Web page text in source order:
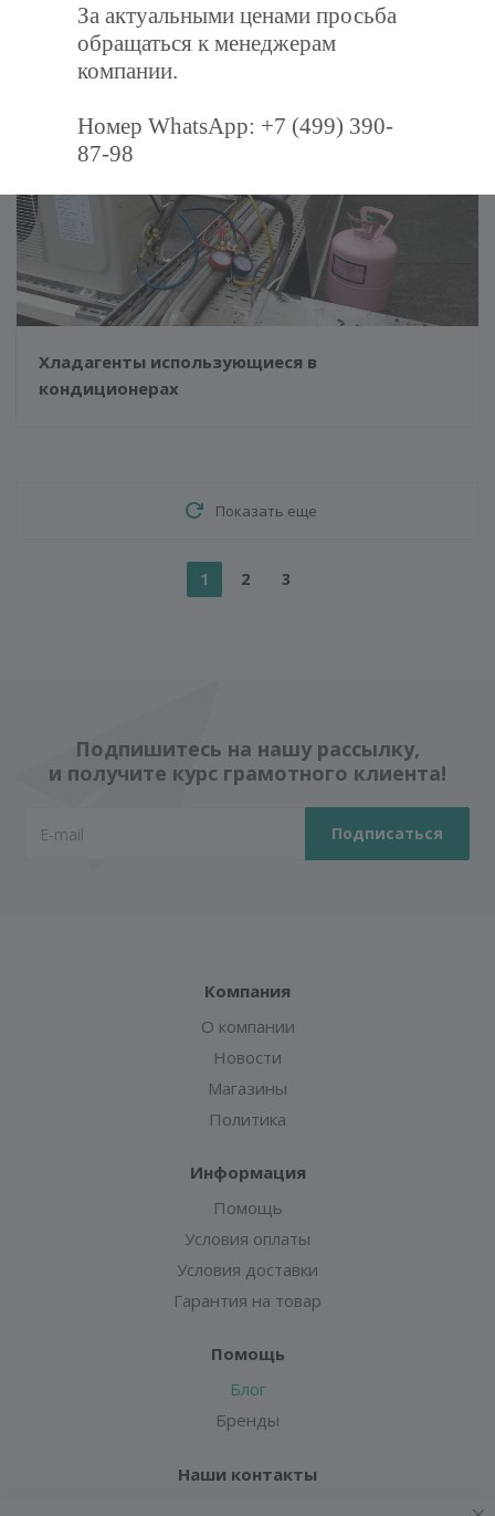
Как выбрать сплит-систему?
Хладагенты использующиеся в
кондиционерах
Показать еще
1 2 3
Подпишитесь на нашу рассылку,
и получите курс грамотного клиента!
Компания
О компании
Новости
Магазины
Политика
Информация
Помощь
Условия оплаты
Условия доставки
Гарантия на товар
Помощь
Блог
Бренды
Наши контакты
За актуальными ценами просьба
обращаться к менеджерам
компании.
Номер WhatsApp: +7 (499) 390-
87-98